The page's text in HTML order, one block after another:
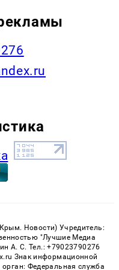
Новости) Учредитель:
"Лучшие Медиа
А. С. Тел.: +79023790276
Знак информационной
Федеральная служба